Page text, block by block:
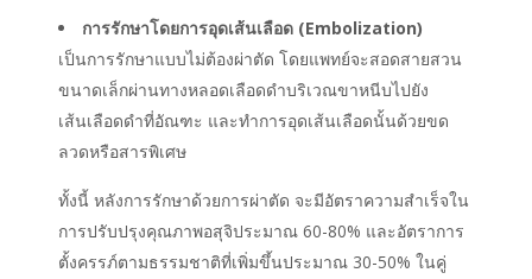
การรักษาโดยการอุดเส้นเลือด (Embolization)
เป็นการรักษาแบบไม่ต้องผ่าตัด โดยแพทย์จะสอดสายสวน
ขนาดเล็กผ่านทางหลอดเลือดดำบริเวณขาหนีบไปยัง
เส้นเลือดดำที่อัณฑะ และทำการอุดเส้นเลือดนั้นด้วยขด
ลวดหรือสารพิเศษ
ทั้งนี้ หลังการรักษาด้วยการผ่าตัด จะมีอัตราความสำเร็จใน
การปรับปรุงคุณภาพอสุจิประมาณ 60-80% และอัตราการ
ตั้งครรภ์ตามธรรมชาติที่เพิ่มขึ้นประมาณ 30-50% ในคู่